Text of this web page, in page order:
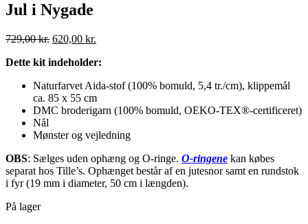
Jul i Nygade
729,00kr. Den
pris
729,00 kr..
620,00 kr.
er:
Dette kit indeholder:
Naturfarvet Aida-stof (100% bomuld, 5,4 tr./cm), klippemål
ca. 85 x 55 cm
DMC broderigarn (100% bomuld, OEKO-TEX®-certificeret)
Nål
Mønster og vejledning
OBS: Sælges uden ophæng og O-ringe. O-ringene kan købes
separat hos Tille’s. Ophænget består af en jutesnor samt en rundstok
i fyr (19 mm i diameter, 50 cm i længden).
På lager